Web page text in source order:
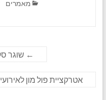
מאמרים
← שוגר
אטרקציית פול מון